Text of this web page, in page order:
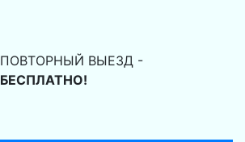
ПОВТОРНЫЙ ВЫЕЗД -
БЕСПЛАТНО!